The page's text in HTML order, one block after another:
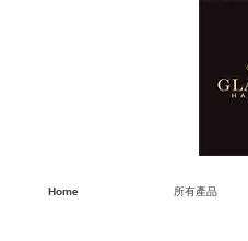
Home 所有產品